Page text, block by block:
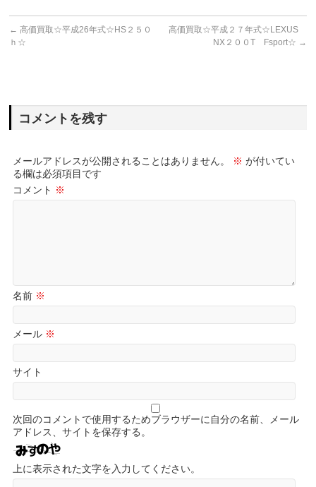
← 高価買取☆平成26年式☆HS２５０
ｈ☆
高価買取☆平成２７年式☆LEXUS
NX２００T Fsport☆ →
コメントを残す
メールアドレスが公開されることはありません。 ※ が付いてい
る欄は必須項目です
コメント ※
名前 ※
メール ※
サイト
次回のコメントで使用するためブラウザーに自分の名前、メール
アドレス、サイトを保存する。
上に表示された文字を入力してください。